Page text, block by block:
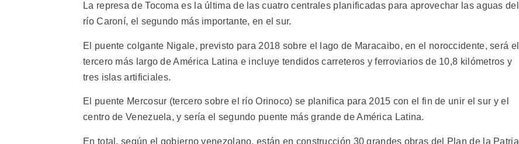
La represa de Tocoma es la última de las cuatro centrales planificadas para aprovechar las aguas del
río Caroní, el segundo más importante, en el sur.
El puente colgante Nigale, previsto para 2018 sobre el lago de Maracaibo, en el noroccidente, será el
tercero más largo de América Latina e incluye tendidos carreteros y ferroviarios de 10,8 kilómetros y
tres islas artificiales.
El puente Mercosur (tercero sobre el río Orinoco) se planifica para 2015 con el fin de unir el sur y el
centro de Venezuela, y sería el segundo puente más grande de América Latina.
En total, según el gobierno venezolano, están en construcción 30 grandes obras del Plan de la Patria